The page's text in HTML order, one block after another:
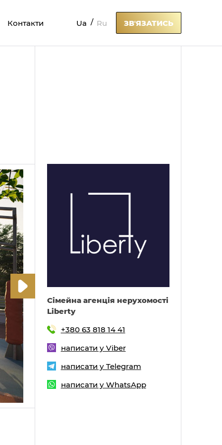
Контакти Ua Ru ЗВʼЯЗАТИСЬ
Cімейна агенція нерухомості
Liberty
+380 63 818 14 41
написати у Viber
написати у Telegram
написати у WhatsApp